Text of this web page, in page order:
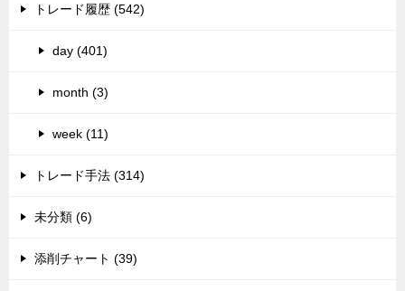
トレード履歴 (542)
day (401)
month (3)
week (11)
トレード手法 (314)
未分類 (6)
添削チャート (39)